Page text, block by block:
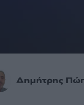
Δημήτρης